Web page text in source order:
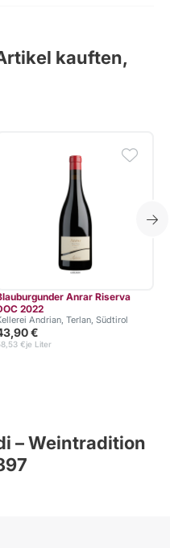
kauften,
Anrar Riserva
2022
Andrian, Terlan, Südtirol
€
je Liter
€
– Weintradition